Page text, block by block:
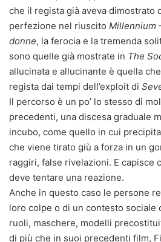
che il regista già aveva dimostrato
perfezione nel riuscito Millennium
donne, la ferocia e la tremenda
sono quelle già mostrate in The
allucinata e allucinante è quella
regista dai tempi dell’exploit di
Il percorso è un po’ lo stesso di
precedenti, una discesa graduale
incubo, come quello in cui
che viene tirato giù a forza in un
raggiri, false rivelazioni. E capisce
deve tentare una reazione.
Anche in questo caso le persone
loro colpe o di un contesto
ruoli, maschere, modelli
di più che in suoi precedenti film,